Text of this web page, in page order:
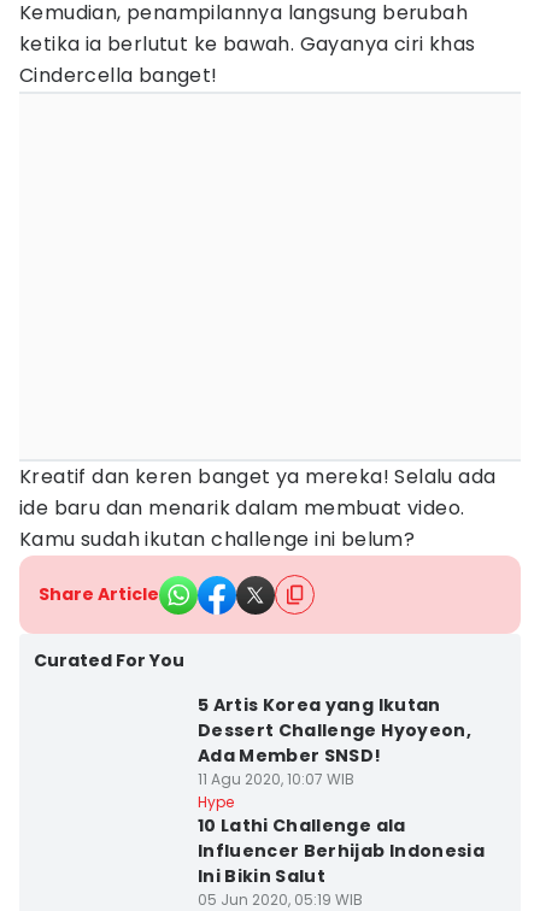
Kemudian, penampilannya langsung berubah
ketika ia berlutut ke bawah. Gayanya ciri khas
Cindercella banget!
Kreatif dan keren banget ya mereka! Selalu ada
ide baru dan menarik dalam membuat video.
Kamu sudah ikutan challenge ini belum?
Share Article
Curated For You
5 Artis Korea yang Ikutan
Dessert Challenge Hyoyeon,
Ada Member SNSD!
11 Agu 2020, 10:07 WIB
Hype
10 Lathi Challenge ala
Influencer Berhijab Indonesia
Ini Bikin Salut
05 Jun 2020, 05:19 WIB